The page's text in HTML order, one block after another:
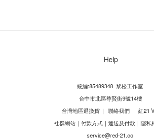
Help
統編:85489348 黎松工作室
台中市北區尊賢街9號14樓
台灣地區退換貨 ｜ 聯絡我們 ｜ 紅21
社群網站｜ 付款方式｜ 運送及付款 ｜ 隱私
service@red-21.co